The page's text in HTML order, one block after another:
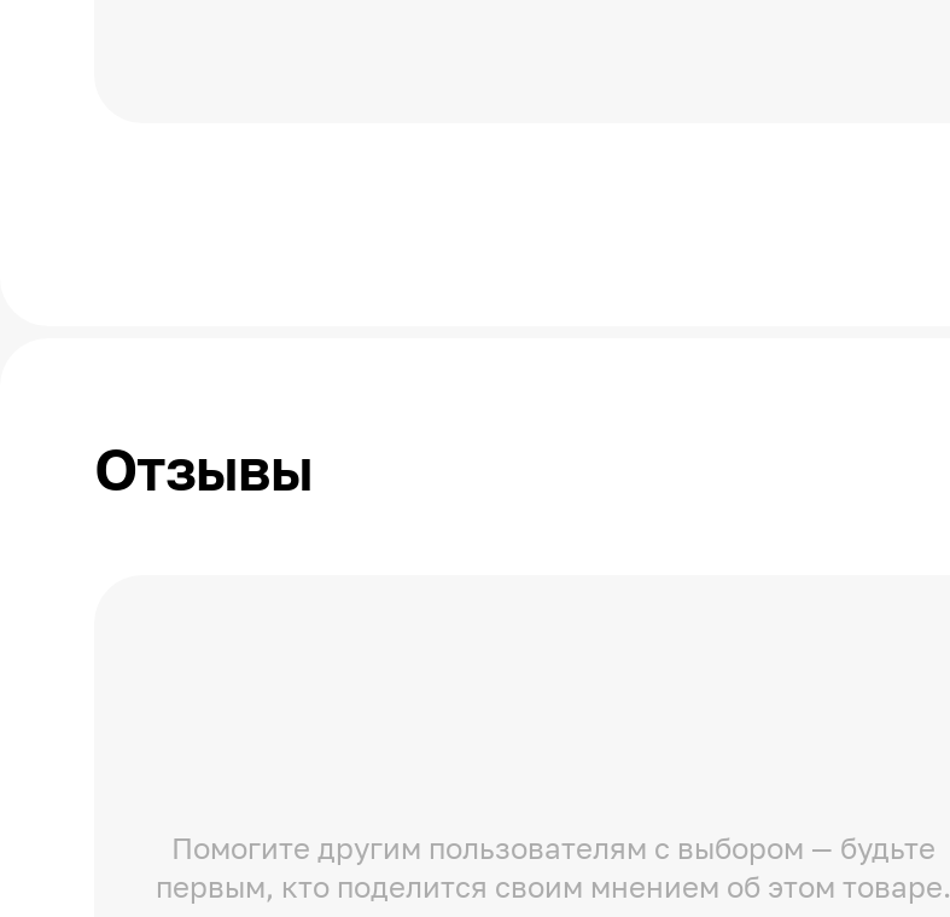
Отзывы
Помогите другим пользователям с выбором — будьте
первым, кто поделится своим мнением об этом товаре.